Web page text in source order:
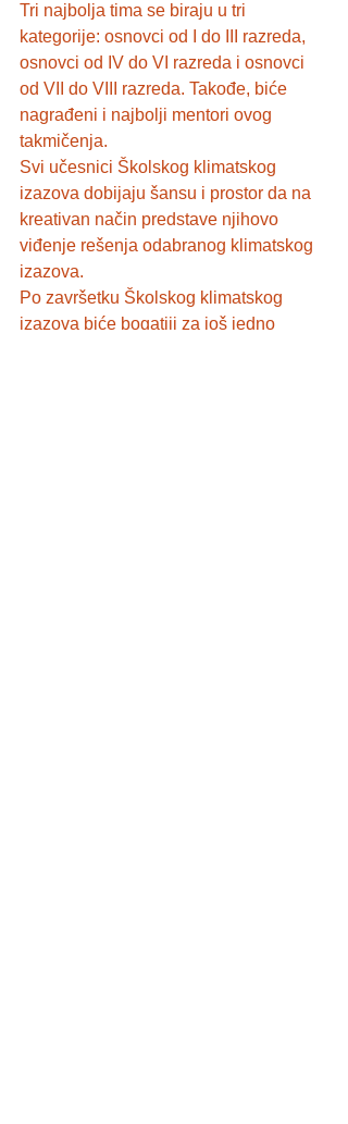
Tri najbolja tima se biraju u tri
kategorije: osnovci od I do III razreda,
osnovci od IV do VI razreda i osnovci
od VII do VIII razreda. Takođe, biće
nagrađeni i najbolji mentori ovog
takmičenja.
Svi učesnici Školskog klimatskog
izazova dobijaju šansu i prostor da na
kreativan način predstave njihovo
viđenje rešenja odabranog klimatskog
izazova.
Po završetku Školskog klimatskog
izazova biće bogatiji za još jedno